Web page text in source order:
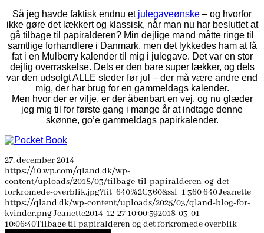
Så jeg havde faktisk endnu et julegaveønske – og hvorfor
ikke gøre det lækkert og klassisk, når man nu har besluttet at
gå tilbage til papiralderen? Min dejlige mand måtte ringe til
samtlige forhandlere i Danmark, men det lykkedes ham at få
fat i en Mulberry kalender til mig i julegave. Det var en stor
dejlig overraskelse. Dels er den bare super lækker, og dels
var den udsolgt ALLE steder før jul – der må være andre end
mig, der har brug for en gammeldags kalender.
Men hvor der er vilje, er der åbenbart en vej, og nu glæder
jeg mig til for første gang i mange år at indtage denne
skønne, go’e gammeldags papirkalender.
27. december 2014
https://i0.wp.com/qland.dk/wp-
content/uploads/2018/03/tilbage-til-papiralderen-og-det-
forkromede-overblik.jpg?fit=640%2C360&ssl=1 360640Jeanette
https://qland.dk/wp-content/uploads/2025/03/qland-blog-for-
kvinder.pngJeanette2014-12-27 10:00:592018-03-01
10:06:40Tilbage til papiralderen og det forkromede overblik